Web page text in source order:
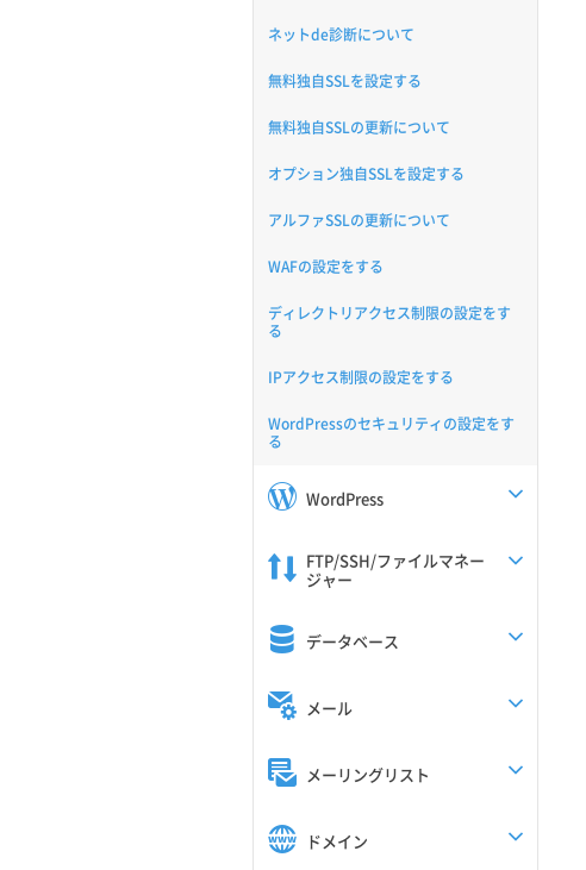
ネットde診断について
無料独自SSLを設定する
無料独自SSLの更新について
オプション独自SSLを設定する
アルファSSLの更新について
WAFの設定をする
ディレクトリアクセス制限の設定をす
る
IPアクセス制限の設定をする
WordPressのセキュリティの設定をす
る
WordPress
FTP/SSH/ファイルマネー
ジャー
データベース
メール
メーリングリスト
ドメイン